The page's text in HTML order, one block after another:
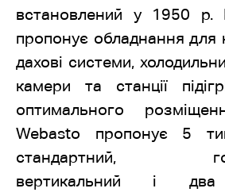
встановлений у 1950 р.
пропонує обладнання для
дахові системи,
камери та станції
оптимального
Webasto пропонує 5
стандартний,
вертикальний і